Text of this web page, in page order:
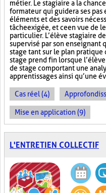
métier. Le stagiaire a la
formateur qui guidera ses pas
éléments et des savoirs
tâche exigée, et ce en vue de
particulier. L’élève stagiaire
supervisé par son enseignant
stage tant sur le plan pratique
stage prend fin lorsque
de stage comportant une
apprentissages ainsi qu’une
Cas réel (4)
Mise en application (9)
L'ENTRETIEN COLLECTIF